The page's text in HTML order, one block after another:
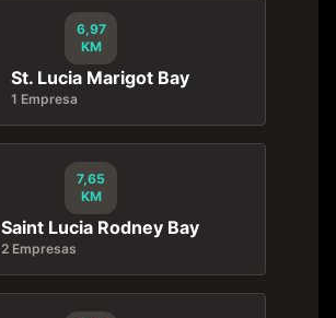
6,97
KM
St. Lucia Marigot Bay
1 Empresa
7,65
KM
Saint Lucia Rodney Bay
2 Empresas